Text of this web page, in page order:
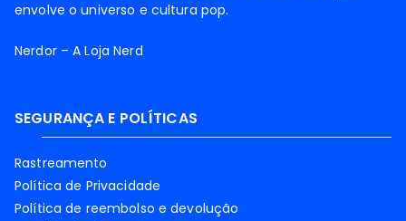
envolve o universo e cultura pop.
Nerdor – A Loja Nerd
SEGURANÇA E POLÍTICAS
Rastreamento
Política de Privacidade
Política de reembolso e devolução